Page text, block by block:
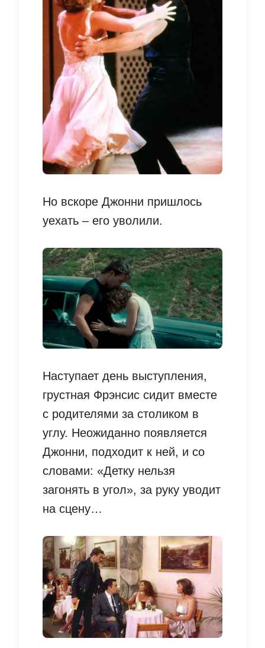
Но вскоре Джонни пришлось
уехать – его уволили.
Наступает день выступления,
грустная Фрэнсис сидит вместе
с родителями за столиком в
углу. Неожиданно появляется
Джонни, подходит к ней, и со
словами: «Детку нельзя
загонять в угол», за руку уводит
на сцену…